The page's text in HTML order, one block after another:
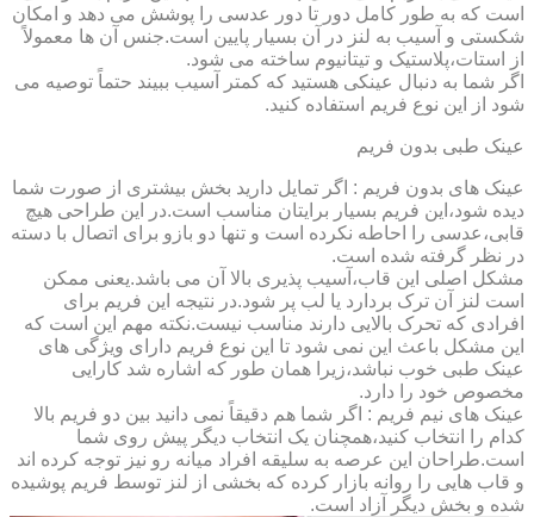
است که به طور کامل دور تا دور عدسی را پوشش می دهد و امکان
شکستی و آسیب به لنز در آن بسیار پایین است.جنس آن ها معمولاً
از استات،پلاستیک و تیتانیوم ساخته می شود.
اگر شما به دنبال عینکی هستید که کمتر آسیب ببیند حتماً توصیه می
شود از این نوع فریم استفاده کنید.
عینک طبی بدون فریم
عینک های بدون فریم : اگر تمایل دارید بخش بیشتری از صورت شما
دیده شود،این فریم بسیار برایتان مناسب است.در این طراحی هیچ
قابی،عدسی را احاطه نکرده است و تنها دو بازو برای اتصال با دسته
در نظر گرفته شده است.
مشکل اصلی این قاب،آسیب پذیری بالا آن می باشد.یعنی ممکن
است لنز آن ترک بردارد یا لب پر شود.در نتیجه این فریم برای
افرادی که تحرک بالایی دارند مناسب نیست.نکته مهم این است که
این مشکل باعث این نمی شود تا این نوع فریم دارای ویژگی های
عینک طبی خوب نباشد،زیرا همان طور که اشاره شد کارایی
مخصوص خود را دارد.
عینک های نیم فریم : اگر شما هم دقیقاً نمی دانید بین دو فریم بالا
کدام را انتخاب کنید،همچنان یک انتخاب دیگر پیش روی شما
است.طراحان این عرصه به سلیقه افراد میانه رو نیز توجه کرده اند
و قاب هایی را روانه بازار کرده که بخشی از لنز توسط فریم پوشیده
شده و بخش دیگر آزاد است.